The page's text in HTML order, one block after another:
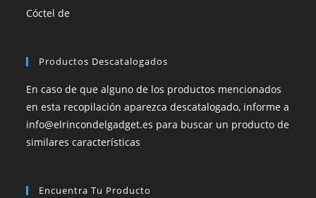
Cóctel de
Productos Descatalogados
En caso de que alguno de los productos mencionados
en esta recopilación aparezca descatalogado, informe a
info@elrincondelgadget.es para buscar un producto de
similares características
Encuentra Tu Producto